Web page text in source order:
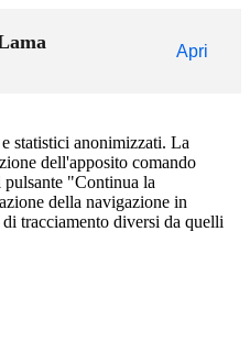
Apri
statistici anonimizzati. La
dell'apposito comando
"Continua la
della navigazione in
tracciamento diversi da quelli